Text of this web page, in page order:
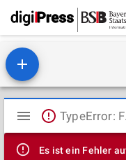
Mirador
Viewer
Es ist ein Fehler